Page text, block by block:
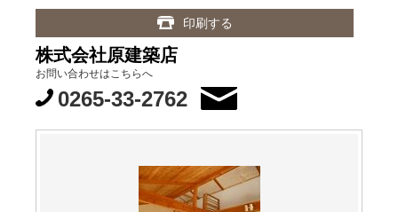
株式会社原建築店
お問い合わせはこちらへ
0265-33-2762
印刷する